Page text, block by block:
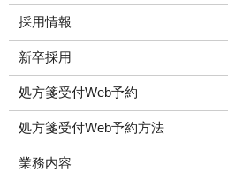
採用情報
新卒採用
処方箋受付Web予約
処方箋受付Web予約方法
業務内容